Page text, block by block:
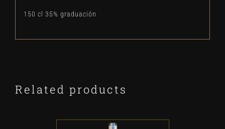
150 cl 35% graduación
Related products